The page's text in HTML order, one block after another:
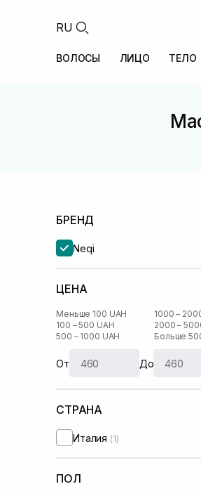
RU
ВОЛОСЫ ЛИЦО ТЕЛО
БРЕНД
Neqi
ЦЕНА
Меньше 100 UAH
100 – 500 UAH
500 – 1000 UAH
1000 –
2000 –
Больше
От До
СТРАНА
Италия (1)
ПОЛ